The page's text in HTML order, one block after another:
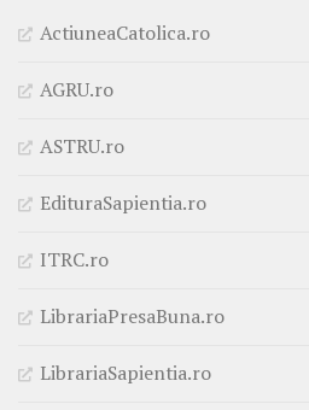
ActiuneaCatolica.ro
AGRU.ro
ASTRU.ro
EdituraSapientia.ro
ITRC.ro
LibrariaPresaBuna.ro
LibrariaSapientia.ro